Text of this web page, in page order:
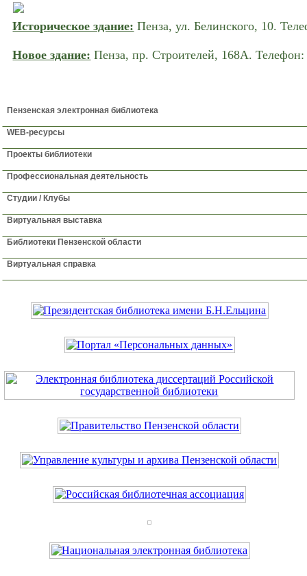
Историческое здание: Пенза, ул. Белинского, 10.
Новое здание: Пенза, пр. Строителей, 168A.
Пензенская электронная библиотека
WEB-ресурсы
Проекты библиотеки
Профессиональная деятельность
Студии / Клубы
Виртуальная выставка
Библиотеки Пензенской области
Виртуальная справка